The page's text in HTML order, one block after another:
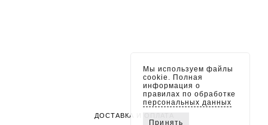
ДОСТАВКА И ОПЛАТА
Мы используем файлы
cookie. Полная
информация о
правилах по обработке
персональных данных
Принять